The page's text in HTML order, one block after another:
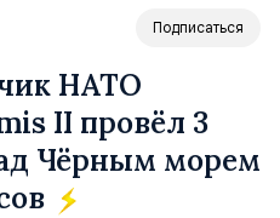
Подписаться
НАТО
II провёл 3
Чёрным морем